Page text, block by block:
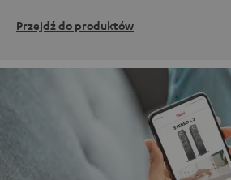
Przejdź do produktów